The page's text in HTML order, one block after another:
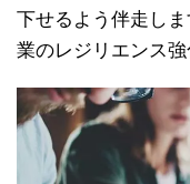
下せるよう伴走し
業のレジリエンス強